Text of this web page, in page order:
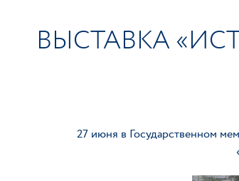
ВЫСТАВКА
27 июня в Государственном